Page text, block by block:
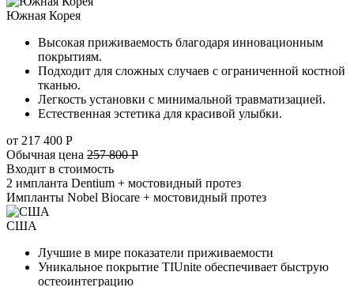
Южная Корея
Высокая приживаемость благодаря инновационным
покрытиям.
Подходит для сложных случаев с ограниченной костной
тканью.
Легкость установки с минимальной травматизацией.
Естественная эстетика для красивой улыбки.
от 217 400 Р
Обычная цена 257 800 Р
Входит в стоимость
2 импланта Dentium + мостовидный протез
Импланты Nobel Biocare + мостовидный протез
США
Лучшие в мире показатели приживаемости
Уникальное покрытие TIUnite обеспечивает быструю
остеоинтеграцию